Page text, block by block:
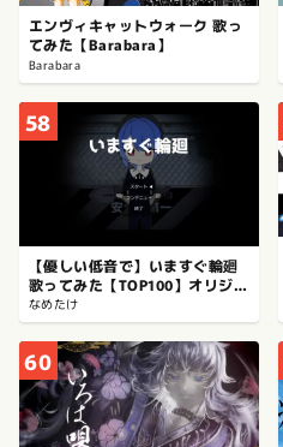
エンヴィキャットウォーク 歌っ
てみた【Barabara】
Barabara
58
【優しい低音で】いますぐ輪廻
歌ってみた【TOP100】オリジナ
ルＭＶ
なめたけ
60